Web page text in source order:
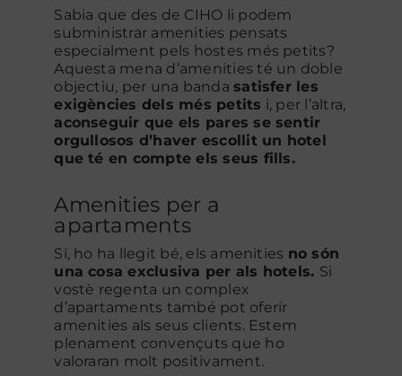
Sabia que des de CIHO li podem
subministrar amenities pensats
especialment pels hostes més petits?
Aquesta mena d’amenities té un doble
objectiu, per una bandasatisfer les
exigències dels més petits i, per l’altra,
aconseguir que els pares se sentir
orgullosos d’haver escollit un hotel
que té en compte els seus fills.
Amenities per a
apartaments
Sí, ho ha llegit bé, els amenities no són
una cosa exclusiva per als hotels. Si
vostè regenta un complex
d’apartaments també pot oferir
amenities als seus clients. Estem
plenament convençuts que ho
valoraran molt positivament.